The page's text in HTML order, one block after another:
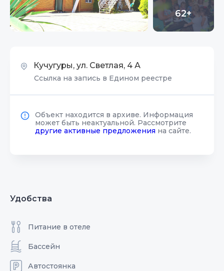
62+
Кучугуры, ул. Светлая, 4 А
Ссылка на запись в Едином реестре
Объект находится в архиве. Информация
может быть неактуальной. Рассмотрите
другие активные предложения на сайте.
Удобства
Питание в отеле
Бассейн
Автостоянка